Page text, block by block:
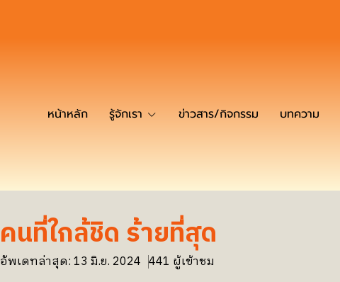
หน้าหลัก รู้จักเรา ข่าวสาร/กิจกรรม บทความ
คนที่ใกล้ชิด ร้ายที่สุด
อัพเดทล่าสุด: 13 มิ.ย. 2024 441 ผู้เข้าชม